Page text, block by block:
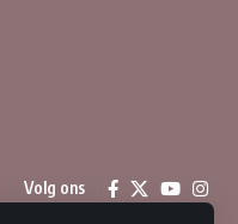
Volg ons